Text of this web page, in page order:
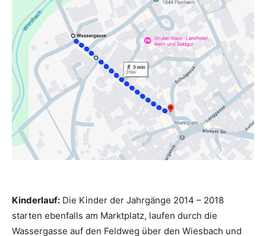
Kinderlauf: Die Kinder der Jahrgänge 2014 – 2018
starten ebenfalls am Marktplatz, laufen durch die
Wassergasse auf den Feldweg über den Wiesbach und